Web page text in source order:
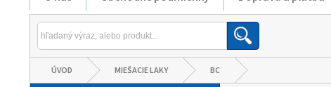
ÚVOD MIEŠACIE LAKY BC